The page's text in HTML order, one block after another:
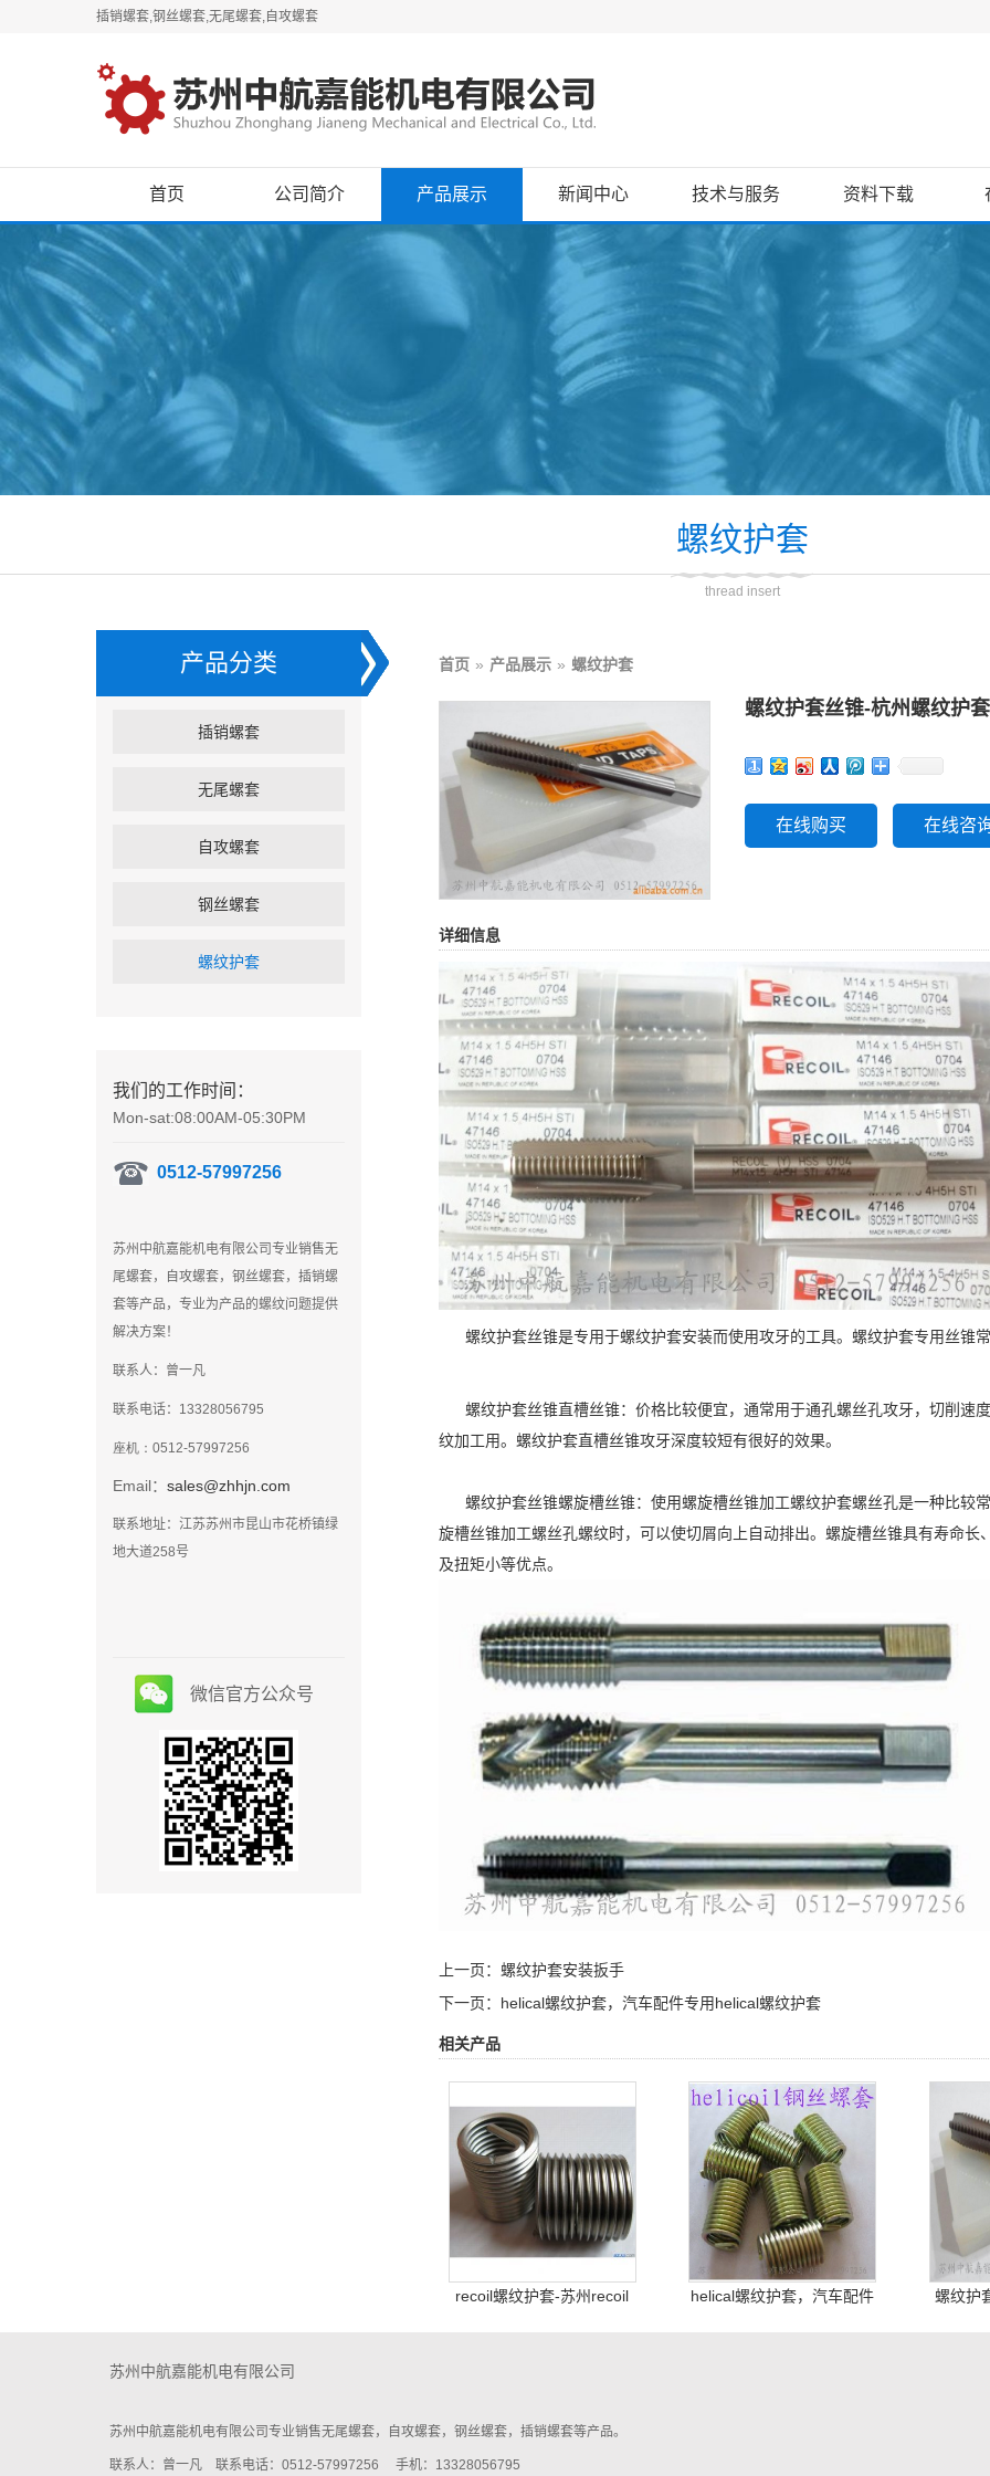
插销螺套,钢丝螺套,无尾螺套,自攻螺套
首页 公司简介 产品展示 新闻中心 技术与服务 资料下载
螺纹护套
thread insert
产品分类
插销螺套
无尾螺套
自攻螺套
钢丝螺套
螺纹护套
我们的工作时间：
Mon-sat:08:00AM-05:30PM
0512-57997256
苏州中航嘉能机电有限公司专业销售无
尾螺套，自攻螺套，钢丝螺套，插销螺
套等产品，专业为产品的螺纹问题提供
解决方案！
联系人：曾一凡
联系电话： 13328056795
座机：0512-57997256
Email： sales@zhhjn.com
联系地址：江苏苏州市昆山市花桥镇绿
地大道258号
微信官方公众号
首页 » 产品展示 » 螺纹护套
螺纹护套丝锥-杭州螺纹护
在线购买 在线咨
详细信息
螺纹护套丝锥是专用于螺纹护套安装而使用攻牙的工具。螺纹护套专用丝锥常
螺纹护套丝锥直槽丝锥：价格比较便宜，通常用于通孔螺丝孔攻牙，切削速
纹加工用。螺纹护套直槽丝锥攻牙深度较短有很好的效果。
螺纹护套丝锥螺旋槽丝锥：使用螺旋槽丝锥加工螺纹护套螺丝孔是一种比较
旋槽丝锥加工螺丝孔螺纹时，可以使切屑向上自动排出。螺旋槽丝锥具有寿命
及扭矩小等优点。
上一页： 螺纹护套安装扳手
下一页： helical螺纹护套，汽车配件专用helical螺纹护套
相关产品
recoil螺纹护套-苏州recoil
helical螺纹护套，汽车配件
螺纹护
苏州中航嘉能机电有限公司
苏州中航嘉能机电有限公司专业销售无尾螺套，自攻螺套，钢丝螺套，插销螺套等产品。
联系人：曾一凡 联系电话： 0512-57997256 手机：13328056795